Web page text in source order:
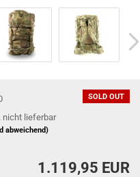
SOLD OUT
nicht lieferbar
abweichend)
1.119,95 EUR